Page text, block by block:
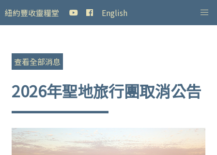
紐約豐收靈糧堂 English
查看全部消息
2026年聖地旅行團取消公告